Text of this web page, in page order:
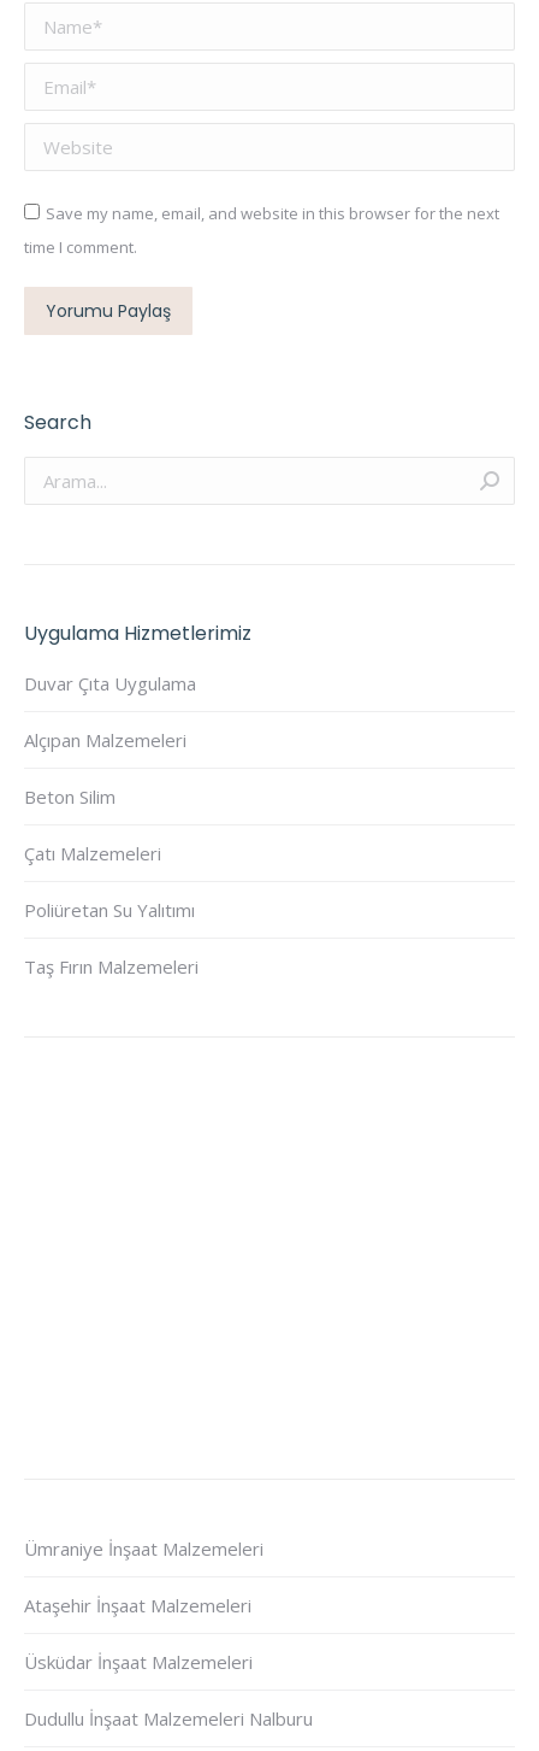
Name *
Email *
Website
Save my name, email, and website in this browser for the next
time I comment.
Yorumu Paylaş
Search
Arama:
Uygulama Hizmetlerimiz
Duvar Çıta Uygulama
Alçıpan Malzemeleri
Beton Silim
Çatı Malzemeleri
Poliüretan Su Yalıtımı
Taş Fırın Malzemeleri
Ümraniye İnşaat Malzemeleri
Ataşehir İnşaat Malzemeleri
Üsküdar İnşaat Malzemeleri
Dudullu İnşaat Malzemeleri Nalburu